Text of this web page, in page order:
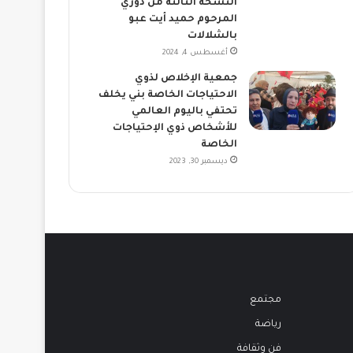
النسخة الثالثة من دوري
المرحوم حميد أيت عبو
بالشلالات
أغسطس 4, 2024
جمعية الإخلاص لذوي
الاحتياجات الخاصة بني يخلف
تحتفي باليوم العالمي
للأشخاص ذوي الإحتياجات
الخاصة
ديسمبر 30, 2023
مجتمع
رياضة
فن وثقافة